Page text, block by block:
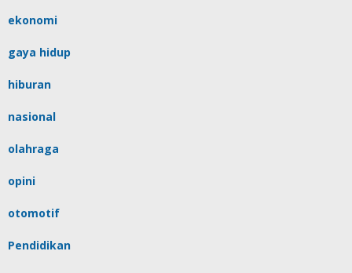
ekonomi
gaya hidup
hiburan
nasional
olahraga
opini
otomotif
Pendidikan